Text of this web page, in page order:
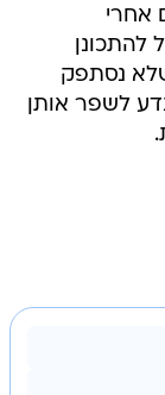
אחרי
להתכונן
נסתפק
קיץ 25' אלא שנדע לשפר אותן